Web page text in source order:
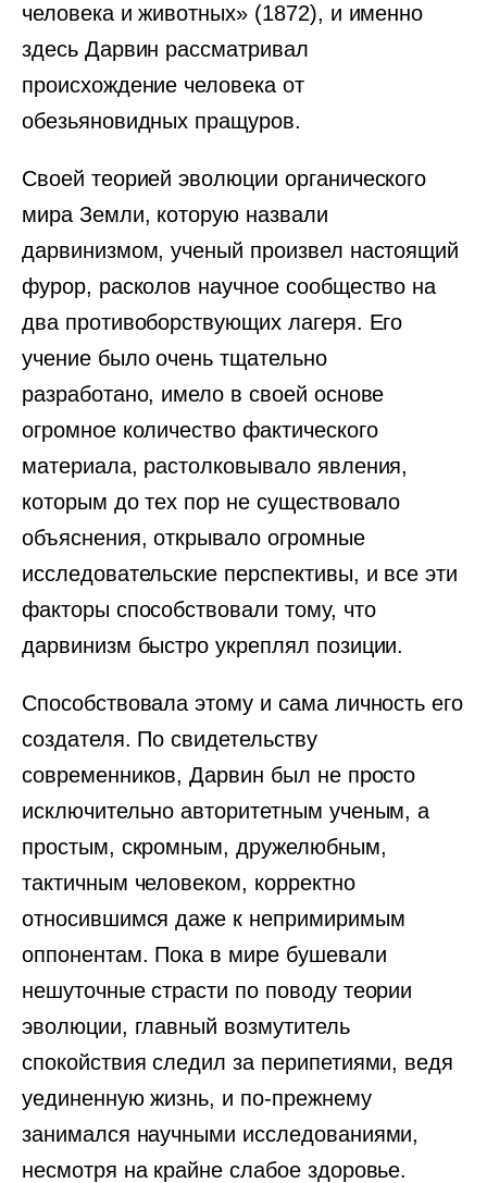
человека и животных» (1872), и именно
здесь Дарвин рассматривал
происхождение человека от
обезьяновидных пращуров.
Своей теорией эволюции органического
мира Земли, которую назвали
дарвинизмом, ученый произвел настоящий
фурор, расколов научное сообщество на
два противоборствующих лагеря. Его
учение было очень тщательно
разработано, имело в своей основе
огромное количество фактического
материала, растолковывало явления,
которым до тех пор не существовало
объяснения, открывало огромные
исследовательские перспективы, и все эти
факторы способствовали тому, что
дарвинизм быстро укреплял позиции.
Способствовала этому и сама личность его
создателя. По свидетельству
современников, Дарвин был не просто
исключительно авторитетным ученым, а
простым, скромным, дружелюбным,
тактичным человеком, корректно
относившимся даже к непримиримым
оппонентам. Пока в мире бушевали
нешуточные страсти по поводу теории
эволюции, главный возмутитель
спокойствия следил за перипетиями, ведя
уединенную жизнь, и по-прежнему
занимался научными исследованиями,
несмотря на крайне слабое здоровье.